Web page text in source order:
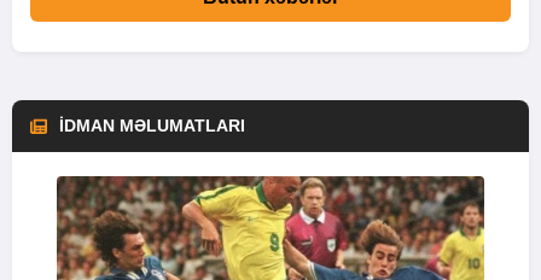
İDMAN MƏLUMATLARI